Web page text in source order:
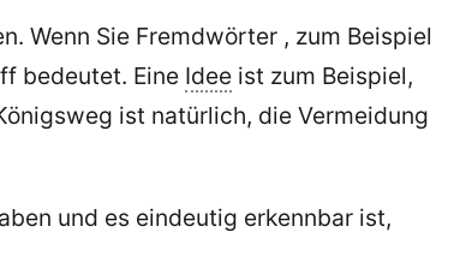
Wenn Sie Fremdwörter , zum Beispiel
bedeutet. Eine Idee ist zum Beispiel,
ist natürlich, die Vermeidung
und es eindeutig erkennbar ist,